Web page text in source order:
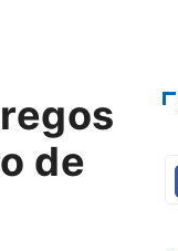
de